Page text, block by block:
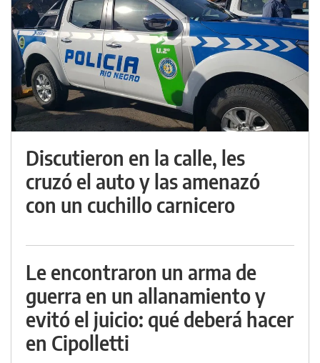
Discutieron en la calle, les
cruzó el auto y las amenazó
con un cuchillo carnicero
Le encontraron un arma de
guerra en un allanamiento y
evitó el juicio: qué deberá hacer
en Cipolletti